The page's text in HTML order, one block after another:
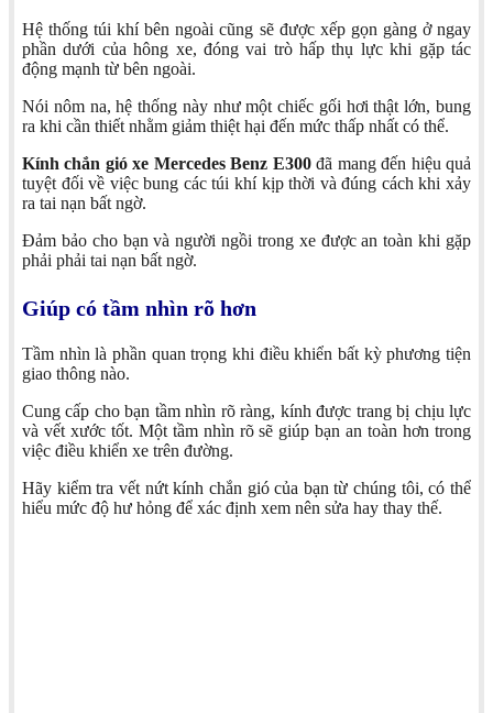
Hệ thống túi khí bên ngoài cũng sẽ được xếp gọn gàng ở ngay
phần dưới của hông xe, đóng vai trò hấp thụ lực khi gặp tác
động mạnh từ bên ngoài.
Nói nôm na, hệ thống này như một chiếc gối hơi thật lớn, bung
ra khi cần thiết nhằm giảm thiệt hại đến mức thấp nhất có thể.
Kính chắn gió xe Mercedes Benz E300đã mang đến hiệu quả
tuyệt đối về việc bung các túi khí kịp thời và đúng cách khi xảy
ra tai nạn bất ngờ.
Đảm bảo cho bạn và người ngồi trong xe được an toàn khi gặp
phải phải tai nạn bất ngờ.
Giúp có tầm nhìn rõ hơn
Tầm nhìn là phần quan trọng khi điều khiển bất kỳ phương tiện
giao thông nào.
Cung cấp cho bạn tầm nhìn rõ ràng, kính được trang bị chịu lực
và vết xước tốt. Một tầm nhìn rõ sẽ giúp bạn an toàn hơn trong
việc điều khiển xe trên đường.
Hãy kiểm tra vết nứt kính chắn gió của bạn từ chúng tôi, có thể
hiểu mức độ hư hỏng để xác định xem nên sửa hay thay thế.